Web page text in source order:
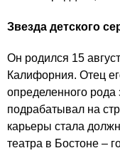
Звезда детского
Он родился 15
Калифорния. Отец
определенного
подрабатывал на
карьеры стала
театра в Бостоне –